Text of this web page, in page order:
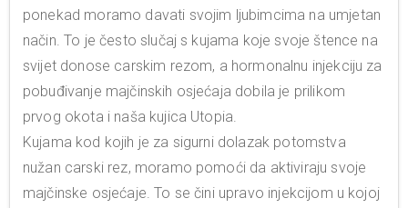
ponekad moramo davati svojim ljubimcima na umjetan
način. To je često slučaj s kujama koje svoje štence na
svijet donose carskim rezom, a hormonalnu injekciju za
pobuđivanje majčinskih osjećaja dobila je prilikom
prvog okota i naša kujica Utopia.
Kujama kod kojih je za sigurni dolazak potomstva
nužan carski rez, moramo pomoći da aktiviraju svoje
majčinske osjećaje. To se čini upravo injekcijom u kojoj